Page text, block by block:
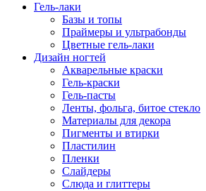
Гель-лаки
Базы и топы
Праймеры и ультрабонды
Цветные гель-лаки
Дизайн ногтей
Акварельные краски
Гель-краски
Гель-пасты
Ленты, фольга, битое стекло
Материалы для декора
Пигменты и втирки
Пластилин
Пленки
Слайдеры
Слюда и глиттеры